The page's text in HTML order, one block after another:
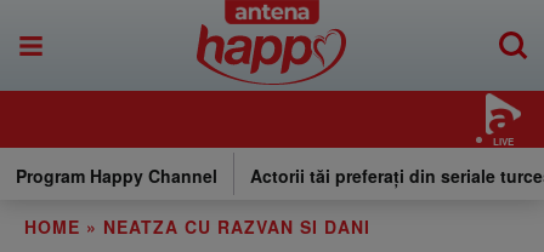
LIVE
Program Happy Channel Actorii tăi preferați din seriale
HOME » NEATZA CU RAZVAN SI DANI